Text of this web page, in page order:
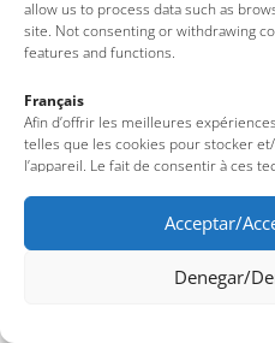
allow us to process data such as
site. Not consenting or withdrawing
features and functions.
Français
Afin d’offrir les meilleures
telles que les cookies pour stocker
l’appareil. Le fait de consentir à ces
uniques sur ce site. Le fait de ne pas
consentement peut avoir un effet
caractéristiques du site.
Acceptar/
Denegar/